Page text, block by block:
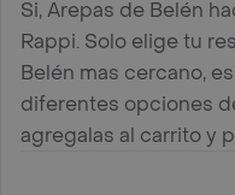
Si, Arepas de Belén
Rappi. Solo elige tu
Belén mas cercano,
diferentes opciones
agregalas al carrito y